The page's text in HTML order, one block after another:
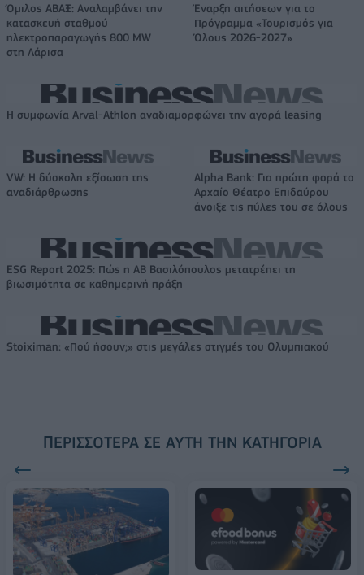
Όμιλος ΑΒΑΞ: Αναλαμβάνει την
κατασκευή σταθμού
ηλεκτροπαραγωγής 800 MW
στη Λάρισα
Έναρξη αιτήσεων για το
Πρόγραμμα «Τουρισμός για
Όλους 2026-2027»
Η συμφωνία Arval-Athlon αναδιαμορφώνει την αγορά leasing
VW: Η δύσκολη εξίσωση της
αναδιάρθρωσης
Alpha Bank: Για πρώτη φορά το
Αρχαίο Θέατρο Επιδαύρου
άνοιξε τις πύλες του σε όλους
ESG Report 2025: Πώς η ΑΒ Βασιλόπουλος μετατρέπει τη
βιωσιμότητα σε καθημερινή πράξη
Stoiximan: «Πού ήσουν;» στις μεγάλες στιγμές του Ολυμπιακού
ΠΕΡΙΣΣΌΤΕΡΑ ΣΕ ΑΥΤΉ ΤΗΝ ΚΑΤΗΓΟΡΊΑ